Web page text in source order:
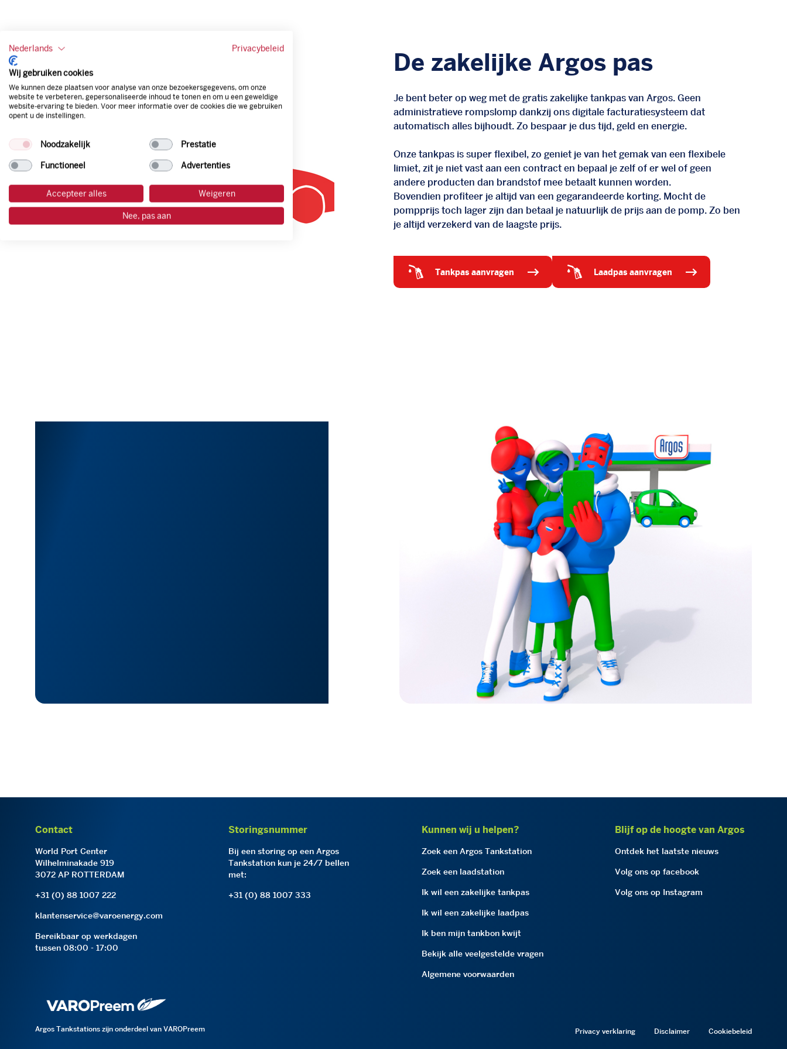
De zakelijke Argos pas
Je bent beter op weg met de gratis zakelijke tankpas van Argos. Geen
administratieve rompslomp dankzij ons digitale facturatiesysteem dat
automatisch alles bijhoudt. Zo bespaar je dus tijd, geld en energie.
Onze tankpas is super flexibel, zo geniet je van het gemak van een flexibele
limiet, zit je niet vast aan een contract en bepaal je zelf of er wel of geen
andere producten dan brandstof mee betaalt kunnen worden.
Bovendien profiteer je altijd van een gegarandeerde korting. Mocht de
pompprijs toch lager zijn dan betaal je natuurlijk de prijs aan de pomp. Zo ben
je altijd verzekerd van de laagste prijs.
tankpas aanvragen laadpas aanvragen
Contact
World Port Center
Wilhelminakade 919
3072 AP ROTTERDAM
+31 (0) 88 1007 222
klantenservice@varoenergy.com
Bereikbaar op werkdagen
tussen 08:00 - 17:00
Storingsnummer
Bij een storing op een Argos
Tankstation kun je 24/7 bellen
met:
+31 (0) 88 1007 333
Kunnen wij u helpen?
Zoek een Argos Tankstation
Zoek een laadstation
Ik wil een zakelijke tankpas
Ik wil een zakelijke laadpas
Ik ben mijn tankbon kwijt
Bekijk alle veelgestelde vragen
Algemene voorwaarden
Blijf op de hoogte van Argos
Ontdek het laatste nieuws
Volg ons op facebook
Volg ons op Instagram
Argos Tankstations zijn onderdeel van VAROPreem Privacy verklaring Disclaimer Cookiebeleid
Nederlands Privacybeleid
Wij gebruiken cookies
We kunnen deze plaatsen voor analyse van onze bezoekersgegevens, om onze
website te verbeteren, gepersonaliseerde inhoud te tonen en om u een geweldige
website-ervaring te bieden. Voor meer informatie over de cookies die we gebruiken
opent u de instellingen.
Noodzakelijk Prestatie
Functioneel Advertenties
Accepteer alles Weigeren
Nee, pas aan